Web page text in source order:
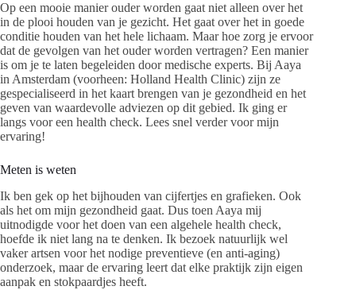
Op een mooie manier ouder worden gaat niet alleen over het
in de plooi houden van je gezicht. Het gaat over het in goede
conditie houden van het hele lichaam. Maar hoe zorg je ervoor
dat de gevolgen van het ouder worden vertragen? Een manier
is om je te laten begeleiden door medische experts. Bij Aaya
in Amsterdam (voorheen: Holland Health Clinic) zijn ze
gespecialiseerd in het kaart brengen van je gezondheid en het
geven van waardevolle adviezen op dit gebied. Ik ging er
langs voor een health check. Lees snel verder voor mijn
ervaring!
Meten is weten
Ik ben gek op het bijhouden van cijfertjes en grafieken. Ook
als het om mijn gezondheid gaat. Dus toen Aaya mij
uitnodigde voor het doen van een algehele health check,
hoefde ik niet lang na te denken. Ik bezoek natuurlijk wel
vaker artsen voor het nodige preventieve (en anti-aging)
onderzoek, maar de ervaring leert dat elke praktijk zijn eigen
aanpak en stokpaardjes heeft.